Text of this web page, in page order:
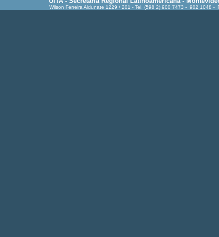
Wilson Ferreira Aldunate 1229 / 201 - Tel. (598 2) 900 7473 - 902 1048 -